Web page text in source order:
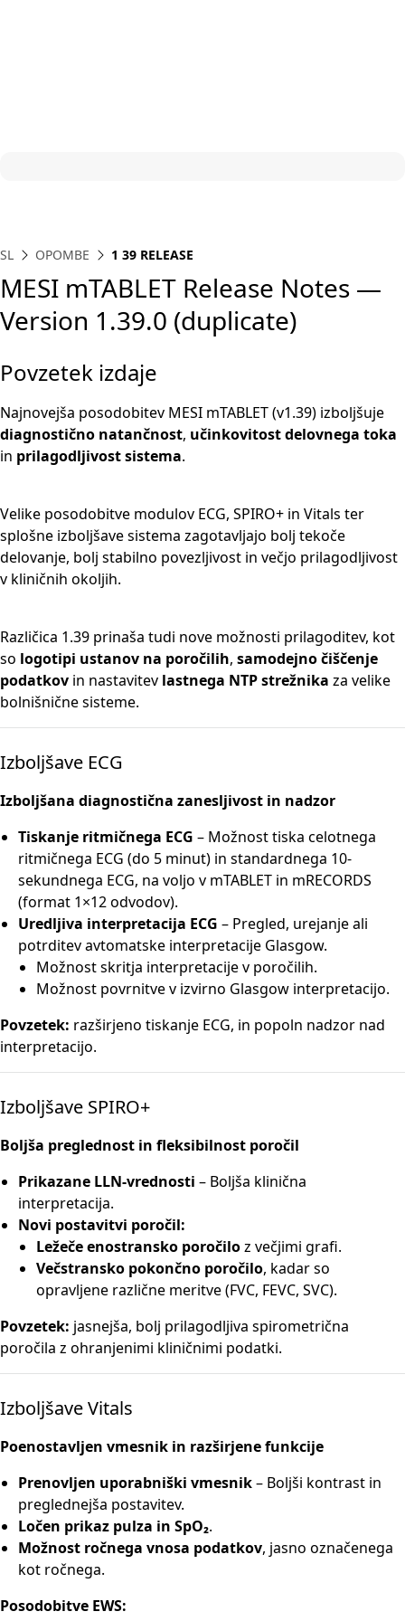
SL OPOMBE 1 39 RELEASE
MESI mTABLET Release Notes —
Version 1.39.0 (duplicate)
Povzetek izdaje
Najnovejša posodobitev MESI mTABLET (v1.39) izboljšuje
diagnostično natančnost, učinkovitost delovnega toka
in prilagodljivost sistema.
Velike posodobitve modulov ECG, SPIRO+ in Vitals ter
splošne izboljšave sistema zagotavljajo bolj tekoče
delovanje, bolj stabilno povezljivost in večjo prilagodljivost
v kliničnih okoljih.
Različica 1.39 prinaša tudi nove možnosti prilagoditev, kot
so logotipi ustanov na poročilih, samodejno čiščenje
podatkov in nastavitev lastnega NTP strežnika za velike
bolnišnične sisteme.
Izboljšave ECG
Izboljšana diagnostična zanesljivost in nadzor
Tiskanje ritmičnega ECG – Možnost tiska celotnega
ritmičnega ECG (do 5 minut) in standardnega 10-
sekundnega ECG, na voljo v mTABLET in mRECORDS
(format 1×12 odvodov).
Uredljiva interpretacija ECG – Pregled, urejanje ali
potrditev avtomatske interpretacije Glasgow.
Možnost skritja interpretacije v poročilih.
Možnost povrnitve v izvirno Glasgow interpretacijo.
Povzetek: razširjeno tiskanje ECG, in popoln nadzor nad
interpretacijo.
Izboljšave SPIRO+
Boljša preglednost in fleksibilnost poročil
Prikazane LLN-vrednosti – Boljša klinična
interpretacija.
Novi postavitvi poročil:
Ležeče enostransko poročiloz večjimi grafi.
Večstransko pokončno poročilo, kadar so
opravljene različne meritve (FVC, FEVC, SVC).
Povzetek: jasnejša, bolj prilagodljiva spirometrična
poročila z ohranjenimi kliničnimi podatki.
Izboljšave Vitals
Poenostavljen vmesnik in razširjene funkcije
Prenovljen uporabniški vmesnik– Boljši kontrast in
preglednejša postavitev.
Ločen prikaz pulza in SpO₂.
Možnost ročnega vnosa podatkov, jasno označenega
kot ročnega.
Posodobitve EWS: